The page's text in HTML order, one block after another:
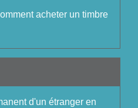
acheter un timbre
d'un étranger en